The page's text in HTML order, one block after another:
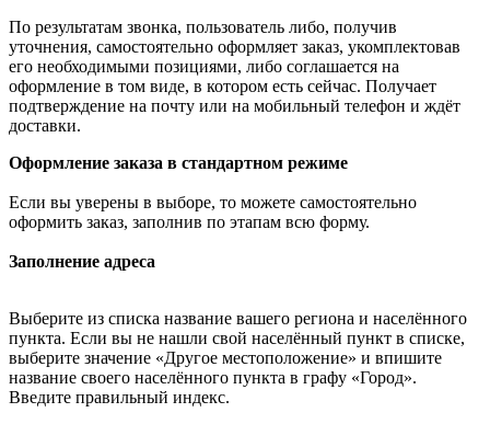
По результатам звонка, пользователь либо, получив
уточнения, самостоятельно оформляет заказ, укомплектовав
его необходимыми позициями, либо соглашается на
оформление в том виде, в котором есть сейчас. Получает
подтверждение на почту или на мобильный телефон и ждёт
доставки.
Оформление заказа в стандартном режиме
Если вы уверены в выборе, то можете самостоятельно
оформить заказ, заполнив по этапам всю форму.
Заполнение адреса
Выберите из списка название вашего региона и населённого
пункта. Если вы не нашли свой населённый пункт в списке,
выберите значение «Другое местоположение» и впишите
название своего населённого пункта в графу «Город».
Введите правильный индекс.